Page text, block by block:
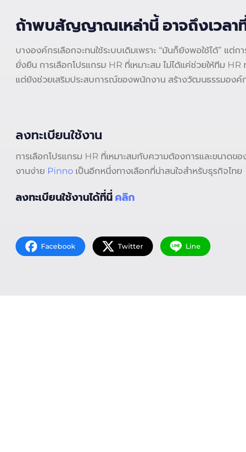
ถ้าพบสัญญาณเหล่านี้ อาจถึงเวลาที่
บางองค์กรเลือกจะทนใช้ระบบเดิมเพราะ “มันก็ยังพอใช้ได้”
ยั่งยืน การเลือกโปรแกรม HR ที่เหมาะสม ไม่ได้แค่ช่วยให้ทีม HR
แต่ยังช่วยเสริมประสบการณ์ของพนักงาน สร้างวัฒนธรรมองค์
ลงทะเบียนใช้งาน
การเลือกโปรแกรม HR ที่เหมาะสมกับความต้องการและขนาด
งานง่าย Pinno เป็นอีกหนึ่งทางเลือกที่น่าสนใจสำหรับธุรกิจไทย
ลงทะเบียนใช้งานได้ที่นี่ คลิก
Facebook Twitter Line